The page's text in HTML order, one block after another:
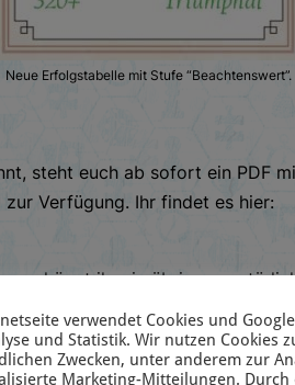
Neue Erfolgstabelle mit Stufe “Beachtenswert”.
steht euch ab sofort ein PDF
Verfügung. Ihr findet es hier:
könnt ihr sie übrigens
Wer vorbestellt, erhält das
Versandkosten in
verwendet Cookies und
und Statistik. Wir nutzen Cookies
Zwecken, unter anderem zur
Marketing-Mitteilungen. Durch